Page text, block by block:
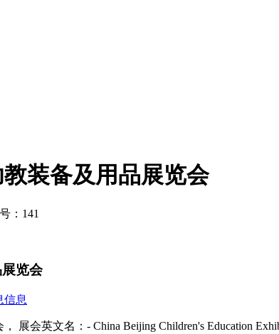
装备及用品展览会
：141
览会
信息
厅：1号馆A(一层),1号馆B(二层), 举办届数：10届 举办周期：一年一届 官方-：.youjiaozhan 参观登记 展位预订 设计搭建 本展会所属专题：早教幼教展会(4) 历届展会对比 展会名称 场馆 时间 面积 照片 展商数量 （延期）-中国（上海）国际幼教 上海光大会展中心 -/11/7 7500㎡ --------- --------- （延期）-中国（青岛）国际幼教 青-际会展中心 -/10/16 22100㎡ --------- --------- -中国（青岛）